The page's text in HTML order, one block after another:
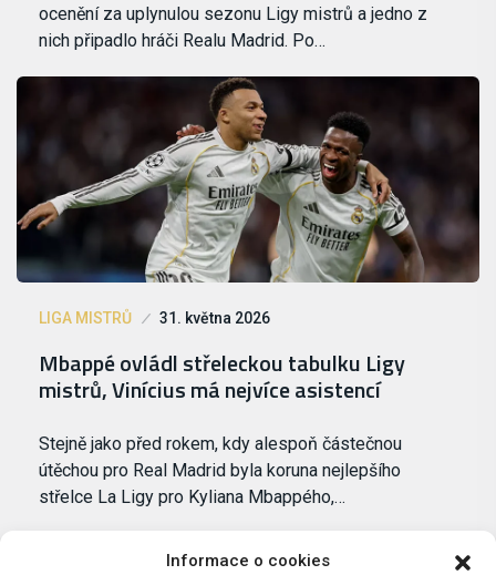
Informace o cookies
ocenění za uplynulou sezonu Ligy mistrů a jedno z
nich připadlo hráči Realu Madrid. Po…
LIGA MISTRŮ 31. května 2026
Mbappé ovládl střeleckou tabulku Ligy
mistrů, Vinícius má nejvíce asistencí
Stejně jako před rokem, kdy alespoň částečnou
útěchou pro Real Madrid byla koruna nejlepšího
střelce La Ligy pro Kyliana Mbappého,…